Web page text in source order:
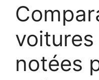
notées